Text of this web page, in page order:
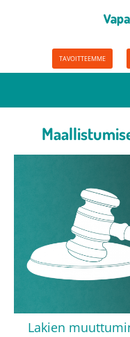
TAVOITTEEMME
Lakien